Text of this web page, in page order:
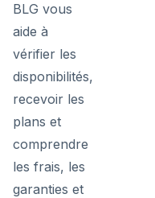
BLG vous
aide à
vérifier les
disponibilités,
recevoir les
plans et
comprendre
les frais, les
garanties et